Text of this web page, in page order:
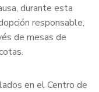
durante esta
responsable,
de mesas de
en el Centro de